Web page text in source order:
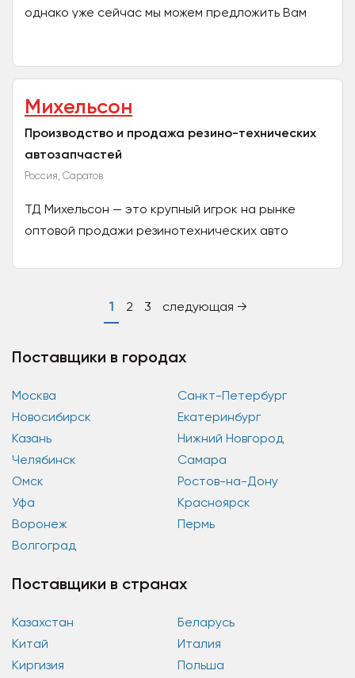
однако уже сейчас мы можем предложить Вам
Михельсон
Производство и продажа резино-технических
автозапчастей
Россия, Саратов
ТД Михельсон — это крупный игрок на рынке
оптовой продажи резинотехнических авто
с производителями,...
1 2 3 следующая →
Поставщики в городах
Москва
Санкт-Петербург
Новосибирск
Екатеринбург
Казань
Нижний Новгород
Челябинск
Самара
Омск
Ростов-на-Дону
Уфа
Красноярск
Воронеж
Пермь
Волгоград
Поставщики в странах
Казахстан
Беларусь
Китай
Италия
Киргизия
Польша